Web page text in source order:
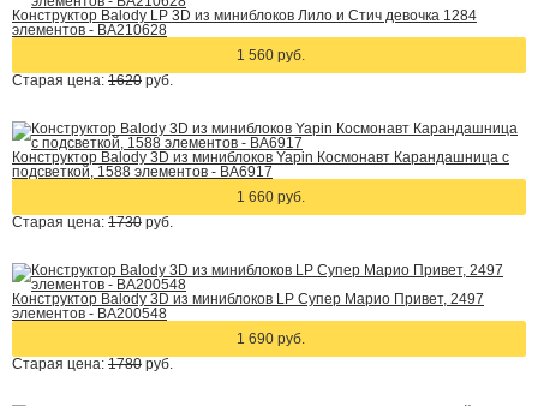
Конструктор Balody LP 3D из миниблоков Лило и Стич девочка 1284
элементов - BA210628
1 560 руб.
Старая цена: 1620 руб.
Конструктор Balody 3D из миниблоков Yapin Космонавт Карандашница с
подсветкой, 1588 элементов - BA6917
1 660 руб.
Старая цена: 1730 руб.
Конструктор Balody 3D из миниблоков LP Супер Марио Привет, 2497
элементов - BA200548
1 690 руб.
Старая цена: 1780 руб.